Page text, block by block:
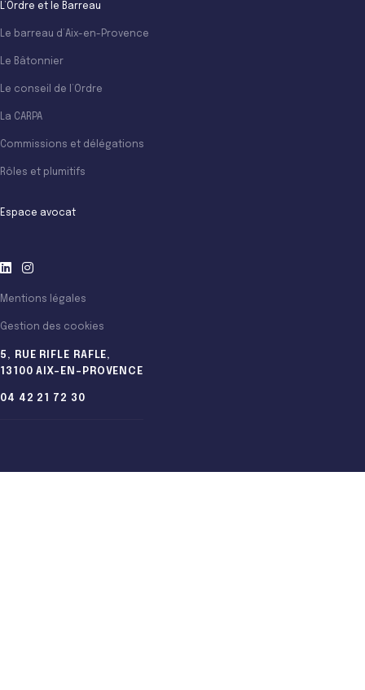
L’Ordre et le Barreau
Le barreau d’Aix-en-Provence
Le Bâtonnier
Le conseil de l’Ordre
La CARPA
Commissions et délégations
Rôles et plumitifs
Espace avocat
Mentions légales
Gestion des cookies
5, RUE RIFLE RAFLE,
13100 AIX-EN-PROVENCE
04 42 21 72 30